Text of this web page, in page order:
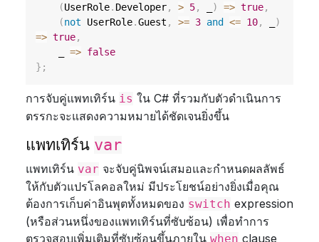
(UserRole. Developer, > 5, ) => true,
(not UserRole.Guest , >= 3 and <= 10,
)
=> true,
=> false
} ;
การจับคู่แพทเทิร์น is ใน C# ที่รวมกับตัวดำเนินการ
ตรรกะจะแสดงความหมายได้ชัดเจนยิ่งขึ้น
แพทเทิร์น var
แพทเทิร์น var จะจับคู่นิพจน์เสมอและกำหนดผลลัพธ์
ให้กับตัวแปรโลคอลใหม่ มีประโยชน์อย่างยิ่งเมื่อคุณ
ต้องการเก็บค่าอินพุตทั้งหมดของ switch expression
(หรือส่วนหนึ่งของแพทเทิร์นที่ซับซ้อน) เพื่อทำการ
ตรวจสอบเพิ่มเติมที่ซับซ้อนขึ้นภายใน when clause